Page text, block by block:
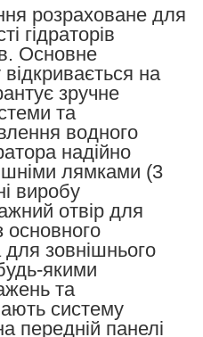
розраховане для
гідраторів
Основне
відкривається на
зручне
та
водного
надійно
лямками (3
виробу
отвір для
основного
для зовнішнього
якими
та
систему
передній панелі